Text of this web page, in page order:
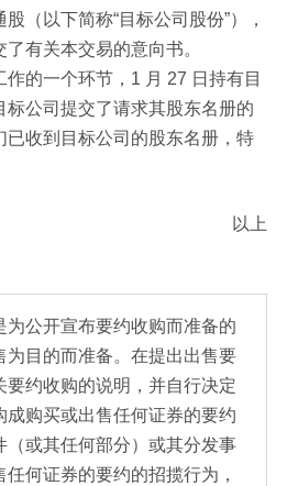
（以下简称“目标公司股份”），
有关本交易的意向书。
的一个环节，1 月 27 日持有目
公司提交了请求其股东名册的
已收到目标公司的股东名册，特
以上
为公开宣布要约收购而准备的
为目的而准备。在提出出售要
要约收购的说明，并自行决定
成购买或出售任何证券的要约
（或其任何部分）或其分发事
何证券的要约的招揽行为，